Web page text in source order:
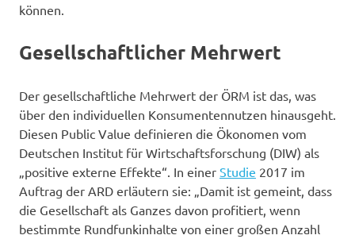
können.
Gesellschaftlicher Mehrwert
Der gesellschaftliche Mehrwert der ÖRM ist das, was
über den individuellen Konsumentennutzen hinausgeht.
Diesen Public Value definieren die Ökonomen vom
Deutschen Institut für Wirtschaftsforschung (DIW) als
„positive externe Effekte“. In einer Studie 2017 im
Auftrag der ARD erläutern sie: „Damit ist gemeint, dass
die Gesellschaft als Ganzes davon profitiert, wenn
bestimmte Rundfunkinhalte von einer großen Anzahl